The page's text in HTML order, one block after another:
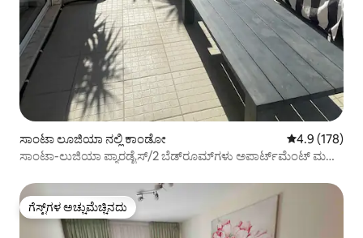
ಸಾಂಟಾ ಲೂಜಿಯಾ ನಲ್ಲಿ ಕಾಂಡೋ 5 ರಲ್ಲಿ 4.9
4.9 (178)
ಸಾಂಟಾ-ಲುಜಿಯಾ ಪ್ಯಾರಡೈಸ್/2 ಬೆಡ್‌ರೂಮ್‌ಗಳು ಅಪಾರ್ಟ್‌ಮೆಂಟ್ ಮತ್ತು
ಗೆಸ್ಟ್‌ಗಳ ಅಚ್ಚುಮೆಚ್ಚಿನದು
ಗೆಸ್ಟ್‌ಗಳ ಅಚ್ಚುಮೆಚ್ಚಿನದು